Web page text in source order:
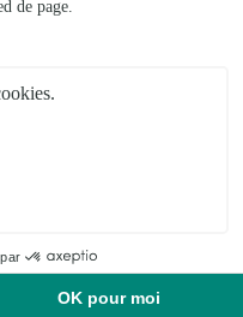
les Marais
sur son partenariat
florale de